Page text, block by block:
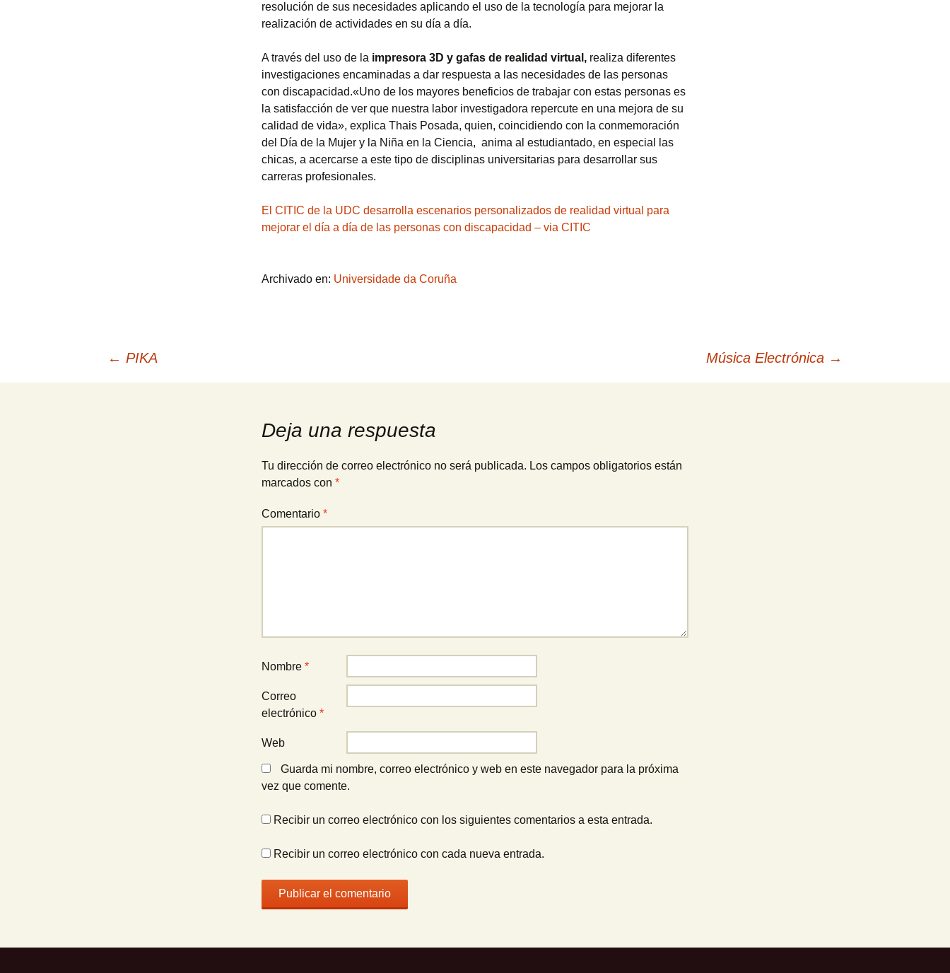
resolución de sus necesidades aplicando el uso de la tecnología para mejorar la
realización de actividades en su día a día.
A través del uso de la impresora 3D y gafas de realidad virtual, realiza diferentes
investigaciones encaminadas a dar respuesta a las necesidades de las personas
con discapacidad.«Uno de los mayores beneficios de trabajar con estas personas es
la satisfacción de ver que nuestra labor investigadora repercute en una mejora de su
calidad de vida», explica Thais Posada, quien, coincidiendo con la conmemoración
del Día de la Mujer y la Niña en la Ciencia, anima al estudiantado, en especial las
chicas, a acercarse a este tipo de disciplinas universitarias para desarrollar sus
carreras profesionales.
El CITIC de la UDC desarrolla escenarios personalizados de realidad virtual para
mejorar el día a día de las personas con discapacidad – via CITIC
Archivado en: Universidade da Coruña
Navegación
← PIKA Música Electrónica →
Deja una respuesta
Tu dirección de correo electrónico no será publicada. Los campos obligatorios están
marcados con *
Comentario *
Nombre *
Correo
electrónico *
Web
Guarda mi nombre, correo electrónico y web en este navegador para la próxima
vez que comente.
Recibir un correo electrónico con los siguientes comentarios a esta entrada.
Recibir un correo electrónico con cada nueva entrada.